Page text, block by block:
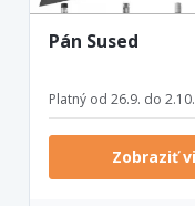
Pán Sused
Platný od 26.9. do
Zobraziť